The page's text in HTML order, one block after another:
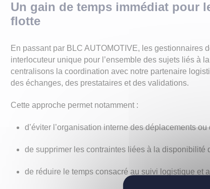
Un gain de temps immédiat pour
flotte
En passant par BLC AUTOMOTIVE, les gestionnaires
interlocuteur unique pour l’ensemble des sujets liés à
centralisons la coordination avec notre partenaire
des échanges, des prestataires et des validations.
Cette approche permet notamment :
d’éviter l’organisation interne des déplacements
de supprimer les contraintes liées à la disponibilité
de réduire le temps consacré au suivi logistique et